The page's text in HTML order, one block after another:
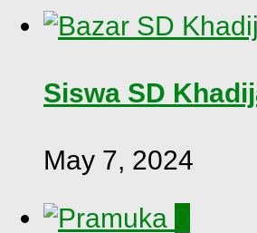
Siswa SD
May 7, 2024